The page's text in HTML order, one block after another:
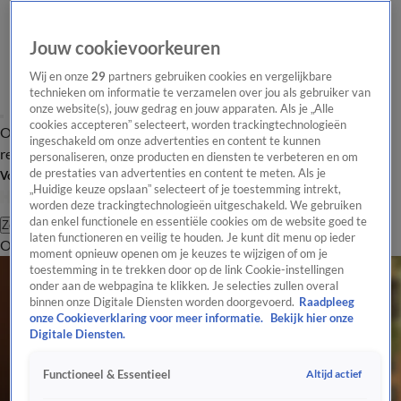
Overzicht Laatste nieuws Regionieuws Het beste van Hart
Tip de
redactie
Volg Hart van Nederland
Zoeken
OverzichtRegioUitzendingenWeerTip de redactiePanelVideo's
Jouw cookievoorkeuren
Wij en onze29 partners gebruiken cookies en vergelijkbare
technieken om informatie te verzamelen over jou als gebruiker van
onze website(s), jouw gedrag en jouw apparaten. Als je „Alle
cookies accepteren” selecteert, worden trackingtechnologieën
ingeschakeld om onze advertenties en content te kunnen
personaliseren, onze producten en diensten te verbeteren en om
de prestaties van advertenties en content te meten. Als je
„Huidige keuze opslaan” selecteert of je toestemming intrekt,
worden deze trackingtechnologieën uitgeschakeld. We gebruiken
dan enkel functionele en essentiële cookies om de website goed te
laten functioneren en veilig te houden. Je kunt dit menu op ieder
moment opnieuw openen om je keuzes te wijzigen of om je
toestemming in te trekken door op de link Cookie-instellingen
onder aan de webpagina te klikken. Je selecties zullen overal
binnen onze Digitale Diensten worden doorgevoerd. Raadpleeg
onze Cookieverklaring voor meer informatie.
Bekijk hier onze
Digitale Diensten.
Functioneel & Essentieel Altijd actief